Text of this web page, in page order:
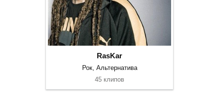
RasKar
Рок, Альтернатива
45 клипов